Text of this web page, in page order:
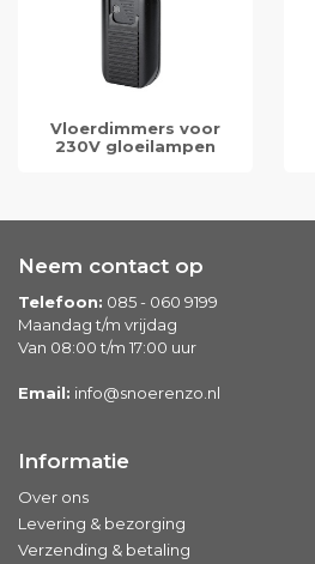
Vloerdimmers voor
230V gloeilampen
Neem contact op
Telefoon: 085 - 060 9199
Maandag t/m vrijdag
Van 08:00 t/m 17:00 uur
Email: info@snoerenzo.nl
Informatie
Over ons
Levering & bezorging
Verzending & betaling